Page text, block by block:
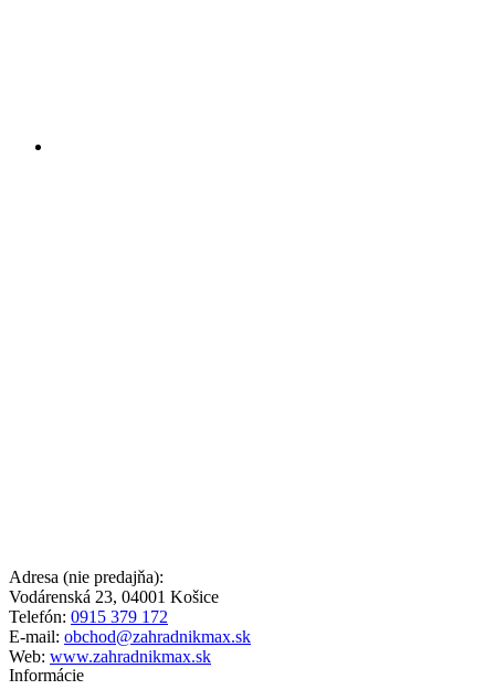
Adresa (nie predajňa):
Vodárenská 23, 04001 Košice
Telefón: 0915 379 172
E-mail: obchod@zahradnikmax.sk
Web: www.zahradnikmax.sk
Informácie